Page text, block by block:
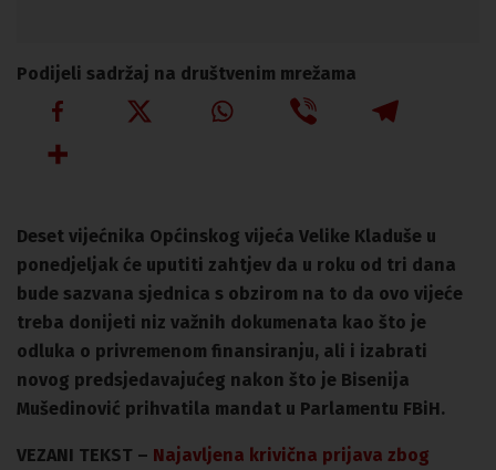
Podijeli sadržaj na društvenim mrežama
Deset vijećnika Općinskog vijeća Velike Kladuše u
ponedjeljak će uputiti zahtjev da u roku od tri dana
bude sazvana sjednica s obzirom na to da ovo vijeće
treba donijeti niz važnih dokumenata kao što je
odluka o privremenom finansiranju, ali i izabrati
novog predsjedavajućeg nakon što je Bisenija
Mušedinović prihvatila mandat u Parlamentu FBiH.
VEZANI TEKST – Najavljena krivična prijava zbog